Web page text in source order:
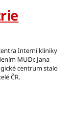
Interní kliniky
MUDr. Jana
centrum stalo
ČR.